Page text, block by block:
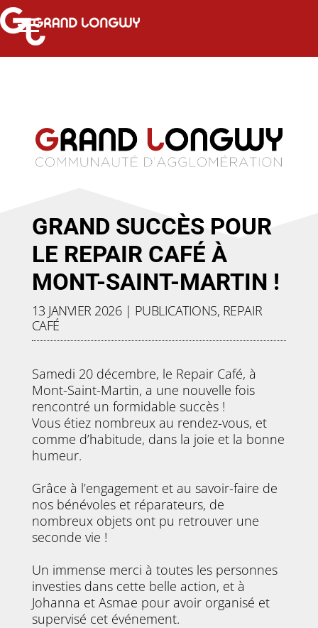
GRAND SUCCÈS POUR
LE REPAIR CAFÉ À
MONT-SAINT-MARTIN !
13 JANVIER 2026| PUBLICATIONS, REPAIR
CAFÉ
Samedi 20 décembre, le Repair Café, à
Mont-Saint-Martin, a une nouvelle fois
rencontré un formidable succès !
Vous étiez nombreux au rendez-vous, et
comme d’habitude, dans la joie et la bonne
humeur.
Grâce à l’engagement et au savoir-faire de
nos bénévoles et réparateurs, de
nombreux objets ont pu retrouver une
seconde vie !
Un immense merci à toutes les personnes
investies dans cette belle action, et à
Johanna et Asmae pour avoir organisé et
supervisé cet événement.